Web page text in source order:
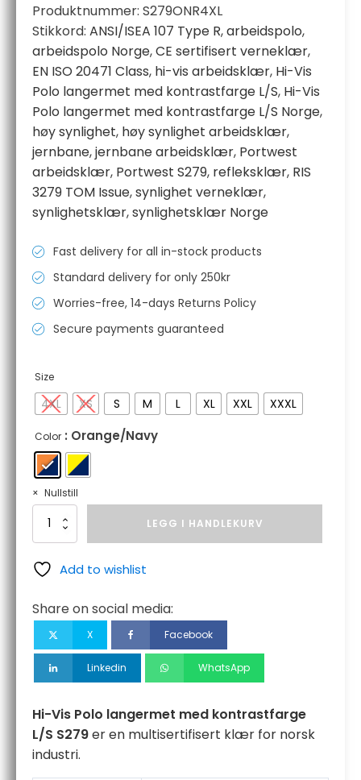
Produktnummer: S279ONR4XL
Stikkord: ANSI/ISEA 107 Type R,arbeidspolo,
arbeidspolo Norge,CE sertifisert verneklær,
EN ISO 20471 Class, hi-vis arbeidsklær, Hi-Vis
Polo langermet med kontrastfarge L/S, Hi-Vis
Polo langermet med kontrastfarge L/S Norge,
høy synlighet, høy synlighet arbeidsklær,
jernbane,jernbane arbeidsklær, Portwest
arbeidsklær, Portwest S279, refleksklær, RIS
3279 TOM Issue,synlighet verneklær,
synlighetsklær,synlighetsklær Norge
Fast delivery for all in-stock products
Standard delivery for only 250kr
Worries-free, 14-days Returns Policy
Secure payments guaranteed
Size
4XL XS S M L XL XXL XXXL
Color : Orange/Navy
Nullstill
langermet
med
L/S
LEGG I HANDLEKURV
Add to wishlist
Share on social media:
X Facebook
Linkedin WhatsApp
Hi-Vis Polo langermet med kontrastfarge
L/S S279er en multisertifisert klær for norsk
industri.